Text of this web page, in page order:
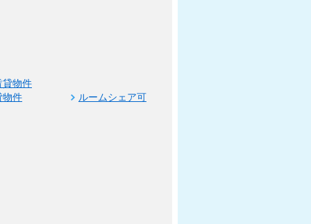
貸物件
物件
ルームシェア可